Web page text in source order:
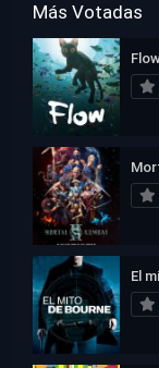
Más Votadas
El